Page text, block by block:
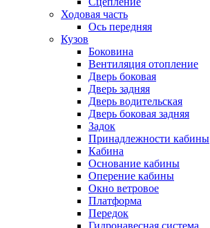
Ходовая часть
Ось передняя
Кузов
Боковина
Вентиляция отопление
Дверь боковая
Дверь задняя
Дверь водительская
Дверь боковая задняя
Задок
Принадлежности кабины
Кабина
Основание кабины
Оперение кабины
Окно ветровое
Платформа
Передок
Гидронавесная система